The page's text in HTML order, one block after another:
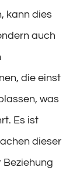
kann dies
auch
die einst
was
Es ist
dieser
Beziehung